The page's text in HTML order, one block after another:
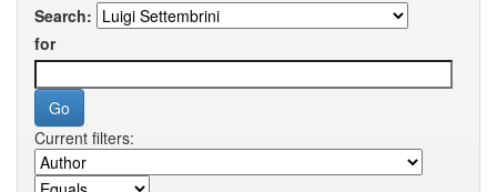
Search:
for
Current filters: